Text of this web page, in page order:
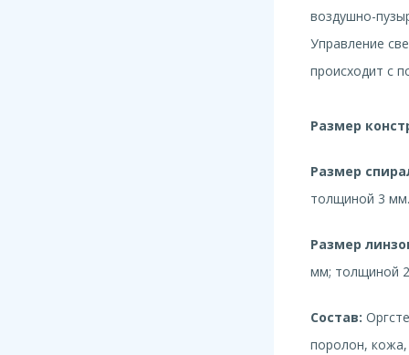
воздушно-
Управление
происходит с
Размер
Размер
толщиной 3 мм.
Размер
мм; толщиной
Состав:
поролон, кожа,